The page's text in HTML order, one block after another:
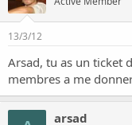
13/3/12
Arsad, tu as un ticket
membres a me
arsad